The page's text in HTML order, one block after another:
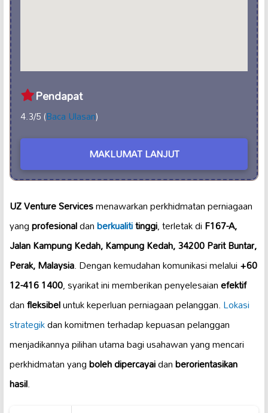
Pendapat
4.3/5 (Baca Ulasan)
MAKLUMAT LANJUT
UZ Venture Servicesmenawarkan perkhidmatan perniagaan
yangprofesionaldanberkualititinggi, terletak diF167-A,
Jalan Kampung Kedah, Kampung Kedah, 34200 Parit Buntar,
Perak, Malaysia. Dengan kemudahan komunikasi melalui+60
12-416 1400, syarikat ini memberikan penyelesaianefektif
danfleksibeluntuk keperluan perniagaan pelanggan.Lokasi
strategikdan komitmen terhadap kepuasan pelanggan
menjadikannya pilihan utama bagi usahawan yang mencari
perkhidmatan yangboleh dipercayaidanberorientasikan
hasil.